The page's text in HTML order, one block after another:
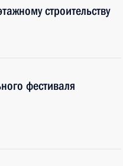
строительству
фестиваля